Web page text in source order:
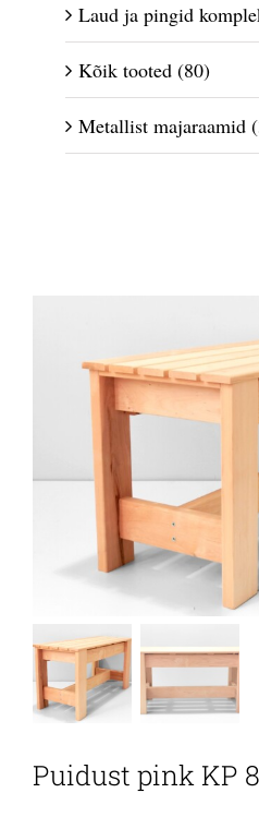
Puidust pink KP
Laud ja pingid
Kõik tooted (80)
Metallist majaraamid